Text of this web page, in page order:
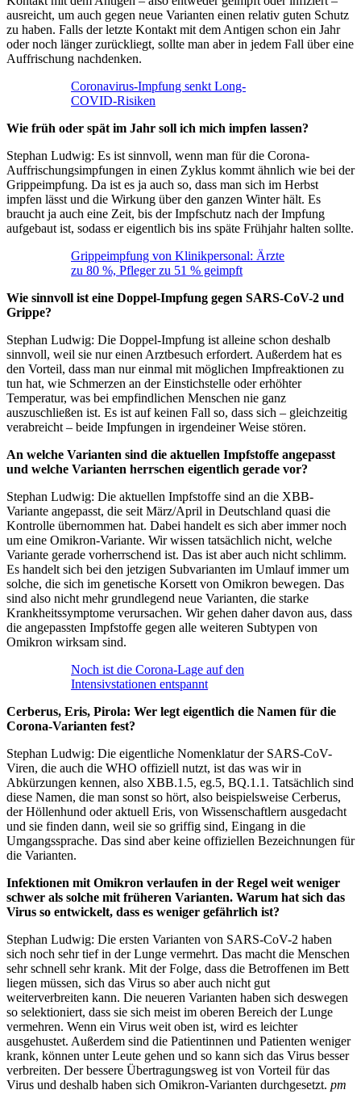
ausreicht, um auch gegen neue Varianten einen relativ guten Schutz
zu haben. Falls der letzte Kontakt mit dem Antigen schon ein Jahr
oder noch länger zurückliegt, sollte man aber in jedem Fall über eine
Auffrischung nachdenken.
Coronavirus-Impfung senkt Long-
COVID-Risiken
Wie früh oder spät im Jahr soll ich mich impfen lassen?
Stephan Ludwig: Es ist sinnvoll, wenn man für die Corona-
Auffrischungsimpfungen in einen Zyklus kommt ähnlich wie bei der
Grippeimpfung. Da ist es ja auch so, dass man sich im Herbst
impfen lässt und die Wirkung über den ganzen Winter hält. Es
braucht ja auch eine Zeit, bis der Impfschutz nach der Impfung
aufgebaut ist, sodass er eigentlich bis ins späte Frühjahr halten sollte.
Grippeimpfung von Klinikpersonal: Ärzte
zu 80 %, Pfleger zu 51 % geimpft
Wie sinnvoll ist eine Doppel-Impfung gegen SARS-CoV-2 und
Grippe?
Stephan Ludwig: Die Doppel-Impfung ist alleine schon deshalb
sinnvoll, weil sie nur einen Arztbesuch erfordert. Außerdem hat es
den Vorteil, dass man nur einmal mit möglichen Impfreaktionen zu
tun hat, wie Schmerzen an der Einstichstelle oder erhöhter
Temperatur, was bei empfindlichen Menschen nie ganz
auszuschließen ist. Es ist auf keinen Fall so, dass sich – gleichzeitig
verabreicht – beide Impfungen in irgendeiner Weise stören.
An welche Varianten sind die aktuellen Impfstoffe angepasst
und welche Varianten herrschen eigentlich gerade vor?
Stephan Ludwig: Die aktuellen Impfstoffe sind an die XBB-
Variante angepasst, die seit März/April in Deutschland quasi die
Kontrolle übernommen hat. Dabei handelt es sich aber immer noch
um eine Omikron-Variante. Wir wissen tatsächlich nicht, welche
Variante gerade vorherrschend ist. Das ist aber auch nicht schlimm.
Es handelt sich bei den jetzigen Subvarianten im Umlauf immer um
solche, die sich im genetische Korsett von Omikron bewegen. Das
sind also nicht mehr grundlegend neue Varianten, die starke
Krankheitssymptome verursachen. Wir gehen daher davon aus, dass
die angepassten Impfstoffe gegen alle weiteren Subtypen von
Omikron wirksam sind.
Noch ist die Corona-Lage auf den
Intensivstationen entspannt
Cerberus, Eris, Pirola: Wer legt eigentlich die Namen für die
Corona-Varianten fest?
Stephan Ludwig: Die eigentliche Nomenklatur der SARS-CoV-
Viren, die auch die WHO offiziell nutzt, ist das was wir in
Abkürzungen kennen, also XBB.1.5, eg.5, BQ.1.1. Tatsächlich sind
diese Namen, die man sonst so hört, also beispielsweise Cerberus,
der Höllenhund oder aktuell Eris, von Wissenschaftlern ausgedacht
und sie finden dann, weil sie so griffig sind, Eingang in die
Umgangssprache. Das sind aber keine offiziellen Bezeichnungen für
die Varianten.
Infektionen mit Omikron verlaufen in der Regel weit weniger
schwer als solche mit früheren Varianten. Warum hat sich das
Virus so entwickelt, dass es weniger gefährlich ist?
Stephan Ludwig: Die ersten Varianten von SARS-CoV-2 haben
sich noch sehr tief in der Lunge vermehrt. Das macht die Menschen
sehr schnell sehr krank. Mit der Folge, dass die Betroffenen im Bett
liegen müssen, sich das Virus so aber auch nicht gut
weiterverbreiten kann. Die neueren Varianten haben sich deswegen
so selektioniert, dass sie sich meist im oberen Bereich der Lunge
vermehren. Wenn ein Virus weit oben ist, wird es leichter
ausgehustet. Außerdem sind die Patientinnen und Patienten weniger
krank, können unter Leute gehen und so kann sich das Virus besser
verbreiten. Der bessere Übertragungsweg ist von Vorteil für das
Virus und deshalb haben sich Omikron-Varianten durchgesetzt. pm